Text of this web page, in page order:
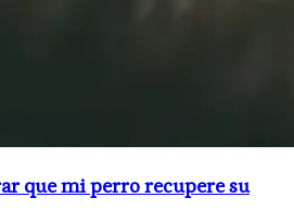
que mi perro recupere su